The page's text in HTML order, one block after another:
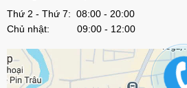
Thứ 2 - Thứ 7: 08:00 - 20:00
Chủ nhật: 09:00 - 12:00